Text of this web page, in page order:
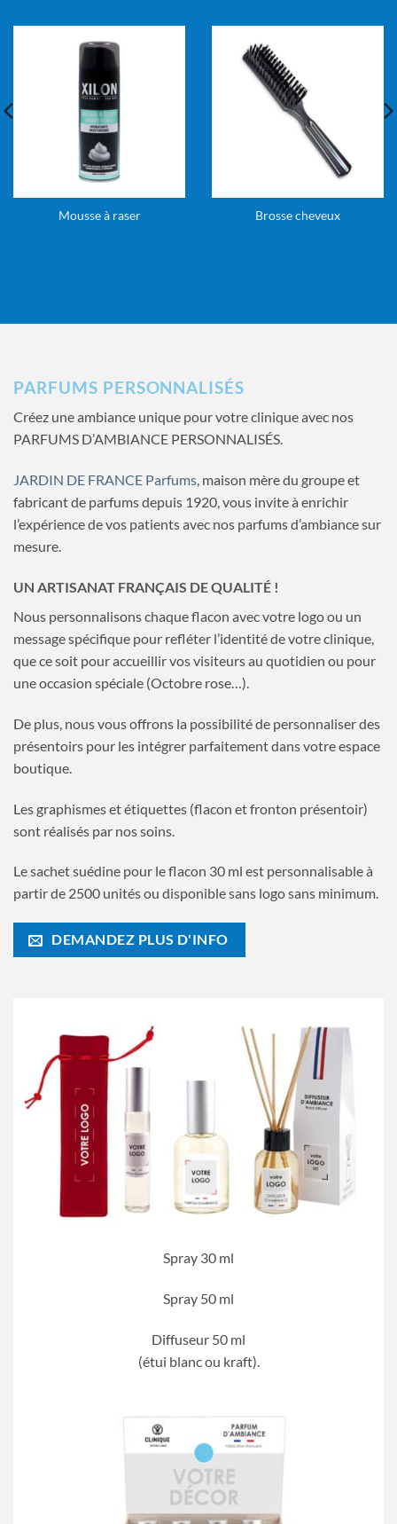
Mousse à raser Brosse cheveux
PARFUMS PERSONNALISÉS
Créez une ambiance unique pour votre clinique avec nos
PARFUMS D’AMBIANCE PERSONNALISÉS.
JARDIN DE FRANCE Parfums, maison mère du groupe et
fabricant de parfums depuis 1920, vous invite à enrichir
l’expérience de vos patients avec nos parfums d’ambiance sur
mesure.
UN ARTISANAT FRANÇAIS DE QUALITÉ !
Nous personnalisons chaque flacon avec votre logo ou un
message spécifique pour refléter l’identité de votre clinique,
que ce soit pour accueillir vos visiteurs au quotidien ou pour
une occasion spéciale (Octobre rose…).
De plus, nous vous offrons la possibilité de personnaliser des
présentoirs pour les intégrer parfaitement dans votre espace
boutique.
Les graphismes et étiquettes (flacon et fronton présentoir)
sont réalisés par nos soins.
Le sachet suédine pour le flacon 30 ml est personnalisable à
partir de 2500 unités ou disponible sans logo sans minimum.
DEMANDEZ PLUS D'INFO
Spray 30 ml
Spray 50 ml
Diffuseur 50 ml
(étui blanc ou kraft).